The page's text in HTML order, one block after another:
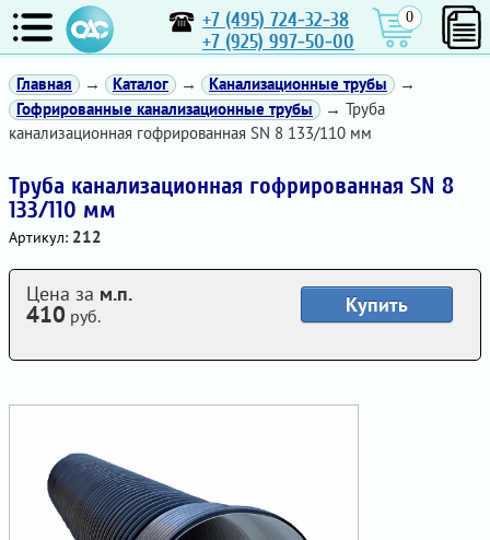
+7 (495) 724-32-38
+7 (925) 997-50-00
0
Главная → Каталог → Канализационные трубы
→
Гофрированные канализационные трубы
→ Труба
канализационная гофрированная SN 8 133/110 мм
Труба канализационная гофрированная SN 8
133/110 мм
Артикул: 212
Купить
Цена за м.п.
410 руб.